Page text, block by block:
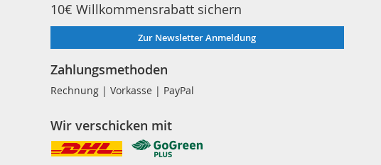
10€ Willkommensrabatt sichern
Zur Newsletter Anmeldung
Zahlungsmethoden
Rechnung | Vorkasse | PayPal
Wir verschicken mit